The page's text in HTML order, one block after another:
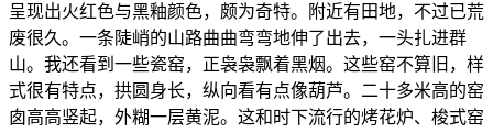
呈现出火红色与黑釉颜色，颇为奇特。附近有田地，不过已荒
废很久。一条陡峭的山路曲曲弯弯地伸了出去，一头扎进群
山。我还看到一些瓷窑，正袅袅飘着黑烟。这些窑不算旧，样
式很有特点，拱圆身长，纵向看有点像葫芦。二十多米高的窑
囱高高竖起，外糊一层黄泥。这和时下流行的烤花炉、梭式窑